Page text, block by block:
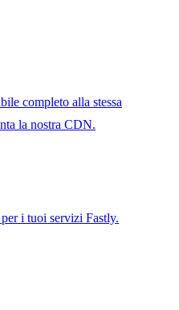
completo alla stessa
la nostra CDN.
i tuoi servizi Fastly.